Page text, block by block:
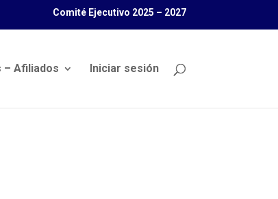
Comité Ejecutivo 2025 – 2027
– Afiliados Iniciar sesión